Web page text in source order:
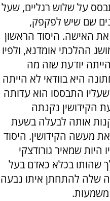
על שלוש רגליים, שעל
שם שיש לפקפק,
האישה. היסוד הראשון
ההלכתי אומדנא, ולפיו
יודעת שזה מה
היא בוודאי לא הייתה
התבססו הוא עדותה
הקידושין נקנתה
אותה לבעלה בשעת
מעשה הקידושין. היסוד
שמאיר גורודצקי
שהותו בכלא כאדם בעל
שלה להתחתן איתו נבעה
משמעות.